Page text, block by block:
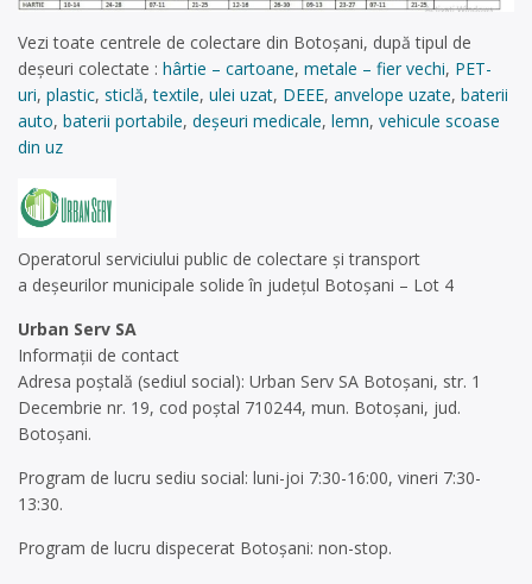
Vezi toate centrele de colectare din Botoșani, după tipul de
deșeuri colectate : hârtie – cartoane, metale – fier vechi, PET-
uri, plastic, sticlă,textile, ulei uzat, DEEE, anvelope uzate, baterii
auto, baterii portabile, deșeuri medicale, lemn, vehicule scoase
din uz
Operatorul serviciului public de colectare și transport
a deșeurilor municipale solide în județul Botoșani – Lot 4
Urban Serv SA
Informații de contact
Adresa poștală (sediul social): Urban Serv SA Botoșani, str. 1
Decembrie nr. 19, cod poștal 710244, mun. Botoșani, jud.
Botoșani.
Program de lucru sediu social: luni-joi 7:30-16:00, vineri 7:30-
13:30.
Program de lucru dispecerat Botoșani: non-stop.